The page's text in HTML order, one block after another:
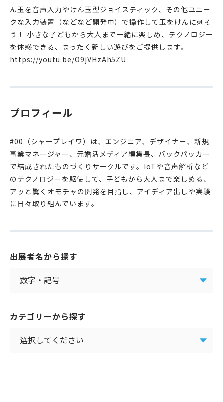
ん玉を音声入力やけん玉型ジョイスティック、その他ユニー
クな入力装置（などなど開発中）で操作して玉をけんに刺そ
う！ 小さな子どもから大人まで一緒に楽しめ、テクノロジー
を体感できる、まったく新しい遊びをご提供します。
https://youtu.be/O9jVHzAh5ZU
プロフィール
#00（シャープレイワ）は、エンジニア、デザイナー、新規
事業マネージャー、元婚活メディア編集長、バックパッカー
で結成されたものづくりサークルです。IoTや音声解析など
のテクノロジーを駆使して、子どもから大人まで楽しめる、
アッと驚くオモチャの開発を目指し、アイディア出しや実験
に日々取り組んでいます。
出展者名から探す
カテゴリーから探す